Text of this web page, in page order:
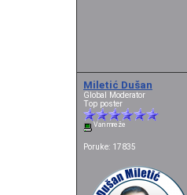
Miletić Dušan
Global Moderator
Top poster
Van mreže
Poruke: 17835